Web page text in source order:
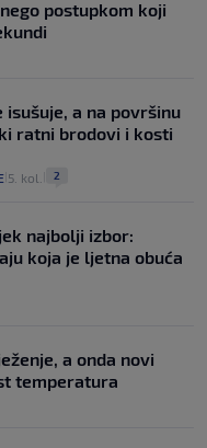
postupkom koji
isušuje, a na površinu
ratni brodovi i kosti
5. kol. 2
najbolji izbor:
koja je ljetna obuća
a onda novi
temperatura